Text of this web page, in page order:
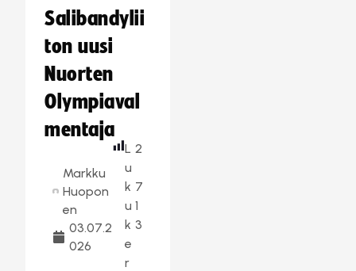
Salibandylii
ton uusi
Nuorten
Olympiaval
mentaja
Markku
Huopon
en
03.07.2
026
L
u
k
u
k
e
r
2
7
1
3